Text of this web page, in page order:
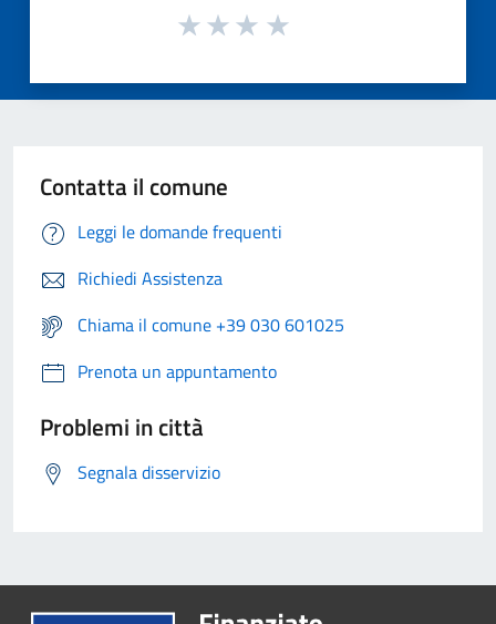
Contatta il comune
Leggi le domande frequenti
Richiedi Assistenza
Chiama il comune +39 030 601025
Prenota un appuntamento
Problemi in città
Segnala disservizio